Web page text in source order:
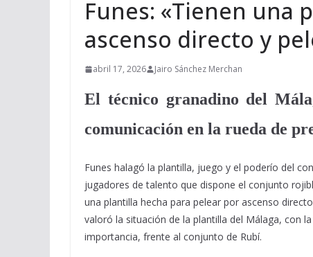
Funes: «Tienen una
ascenso directo y
abril 17, 2026 Jairo Sánchez Merchan
El técnico granadino del
comunicación en la rueda de
Funes halagó la plantilla, juego y el poderío del
jugadores de talento que dispone el conjunto
una plantilla hecha para pelear por ascenso
valoró la situación de la plantilla del Málaga, con
importancia, frente al conjunto de Rubí.